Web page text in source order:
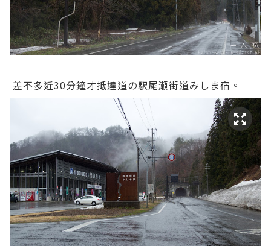
差不多近30分鐘才抵達道の駅尾瀬街道みしま宿。